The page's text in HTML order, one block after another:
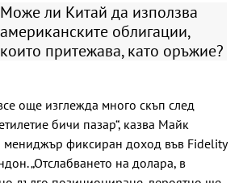
Може ли Китай да използва
американските облигации,
които притежава, като оръжие?
още изглежда много скъп след
бичи пазар“, казва Майк
мениджър фиксиран доход във Fidelity
„Отслабването на долара, в